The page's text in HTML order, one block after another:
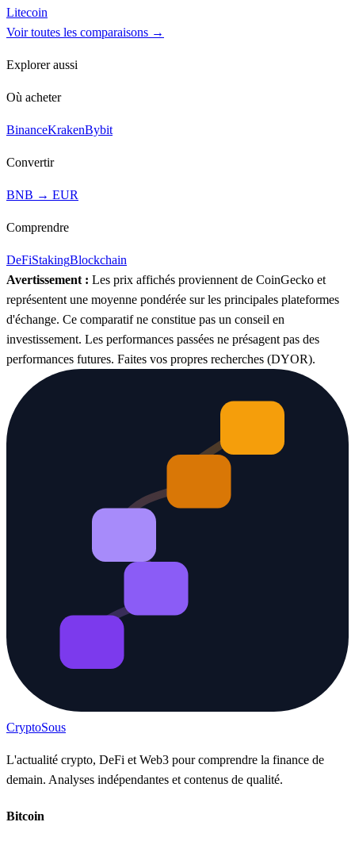
Litecoin
Voir toutes les comparaisons →
Explorer aussi
Où acheter
BinanceKrakenBybit
Convertir
BNB → EUR
Comprendre
DeFiStakingBlockchain
Avertissement : Les prix affichés proviennent de CoinGecko et
représentent une moyenne pondérée sur les principales plateformes
d'échange. Ce comparatif ne constitue pas un conseil en
investissement. Les performances passées ne présagent pas des
performances futures. Faites vos propres recherches (DYOR).
CryptoSous
L'actualité crypto, DeFi et Web3 pour comprendre la finance de
demain. Analyses indépendantes et contenus de qualité.
Bitcoin